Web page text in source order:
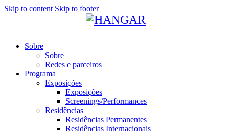
Skip to content Skip to footer
Sobre
Sobre
Redes e parceiros
Programa
Exposições
Exposições
Screenings/Performances
Residências
Residências Permanentes
Residências Internacionais